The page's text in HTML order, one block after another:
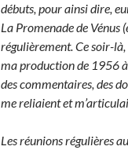
débuts, pour ainsi dire,
La Promenade de Vénus
régulièrement. Ce soir-
ma production de 1956
des commentaires, des
me reliaient et
Les réunions régulières